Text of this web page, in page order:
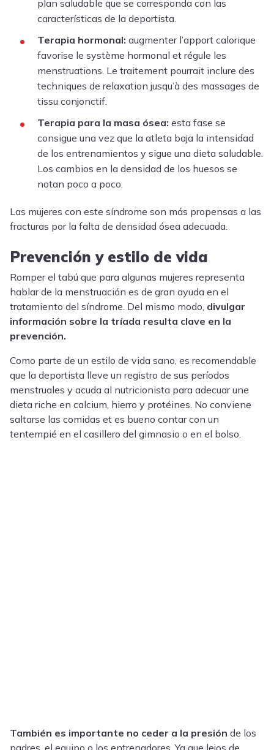
plan saludable que se corresponda con las
características de la deportista.
Terapia hormonal: augmenter l’apport calorique
favorise le système hormonal et régule les
menstruations. Le traitement pourrait inclure des
techniques de relaxation jusqu’à des massages de
tissu conjonctif.
Terapia para la masa ósea: esta fase se
consigue una vez que la atleta baja la intensidad
de los entrenamientos y sigue una dieta saludable.
Los cambios en la densidad de los huesos se
notan poco a poco.
Las mujeres con este síndrome son más propensas a las
fracturas por la falta de densidad ósea adecuada.
Prevención y estilo de vida
Romper el tabú que para algunas mujeres representa
hablar de la menstruación es de gran ayuda en el
tratamiento del síndrome. Del mismo modo, divulgar
información sobre la tríada resulta clave en la
prevención.
Como parte de un estilo de vida sano, es recomendable
que la deportista lleve un registro de sus períodos
menstruales y acuda al nutricionista para adecuar une
dieta riche en calcium, hierro y protéines. No conviene
saltarse las comidas et es bueno contar con un
tentempié en el casillero del gimnasio o en el bolso.
También es importante no ceder a la presión de los